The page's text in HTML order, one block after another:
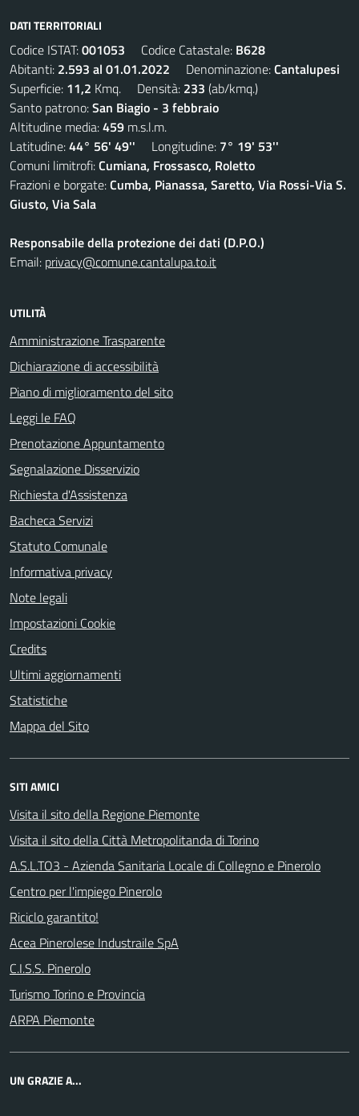
DATI TERRITORIALI
Codice ISTAT:001053 Codice Catastale: B628
Abitanti: 2.593 al 01.01.2022 Denominazione:Cantalupesi
Superficie: 11,2 Kmq. Densità: 233 (ab/kmq.)
Santo patrono:San Biagio - 3 febbraio
Altitudine media:459 m.s.l.m.
Latitudine:44° 56' 49'' Longitudine: 7° 19' 53''
Comuni limitrofi:Cumiana, Frossasco, Roletto
Frazioni e borgate:Cumba, Pianassa, Saretto, Via Rossi-Via S.
Giusto, Via Sala
Responsabile della protezione dei dati (D.P.O.)
Email: privacy@comune.cantalupa.to.it
UTILITÀ
Amministrazione Trasparente
Dichiarazione di accessibilità
Piano di miglioramento del sito
Leggi le FAQ
Prenotazione Appuntamento
Segnalazione Disservizio
Richiesta d'Assistenza
Bacheca Servizi
Statuto Comunale
Informativa privacy
Note legali
Impostazioni Cookie
Credits
Ultimi aggiornamenti
Statistiche
Mappa del Sito
SITI AMICI
Visita il sito della Regione Piemonte
Visita il sito della Città Metropolitanda di Torino
A.S.L.TO3 - Azienda Sanitaria Locale di Collegno e Pinerolo
Centro per l'impiego Pinerolo
Riciclo garantito!
Acea Pinerolese Industraile SpA
C.I.S.S. Pinerolo
Turismo Torino e Provincia
ARPA Piemonte
UN GRAZIE A...